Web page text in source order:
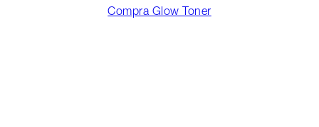
Compra Glow Toner